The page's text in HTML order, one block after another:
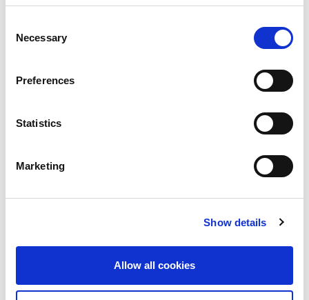
Selection
Necessary
Preferences
Statistics
Marketing
Show details
Allow all cookies
LUE LISÄÄ »
AJANKOHTAISTA
Meitä on lopulta 13 454
kajolaista!